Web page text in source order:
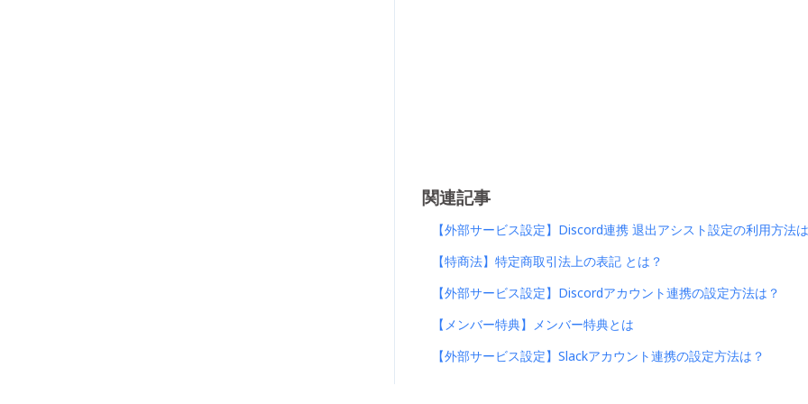
関連記事
【外部サービス設定】Discord連携 退出アシスト設定の利用方法
【特商法】特定商取引法上の表記 とは？
【外部サービス設定】Discordアカウント連携の設定方法は？
【メンバー特典】メンバー特典とは
【外部サービス設定】Slackアカウント連携の設定方法は？